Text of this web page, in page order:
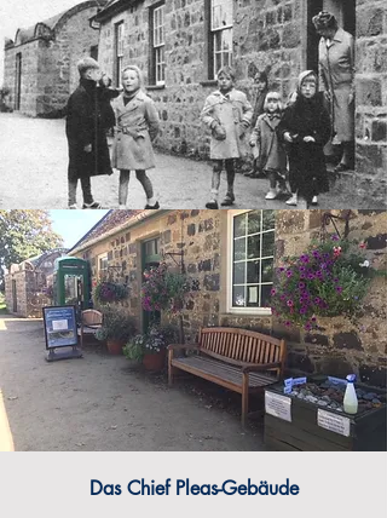
Das Chief Pleas-Gebäude